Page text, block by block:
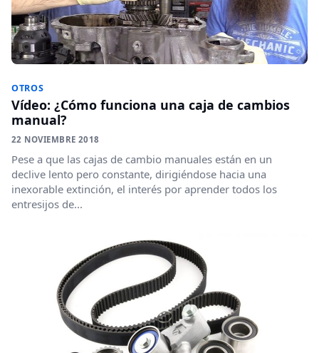
OTROS
Vídeo: ¿Cómo funciona una caja de cambios
manual?
22 NOVIEMBRE 2018
Pese a que las cajas de cambio manuales están en un
declive lento pero constante, dirigiéndose hacia una
inexorable extinción, el interés por aprender todos los
entresijos de...